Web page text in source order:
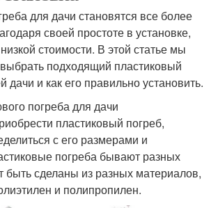
для дачи становятся все более
своей простоте в установке,
стоимости. В этой статье мы
подходящий пластиковый
дачи и как его правильно установить.
погреба для дачи
пластиковый погреб,
с его размерами и
погреба бывают разных
быть сделаны из разных материалов,
и полипропилен.